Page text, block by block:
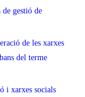
gestió de
de les xarxes
del terme
i xarxes socials